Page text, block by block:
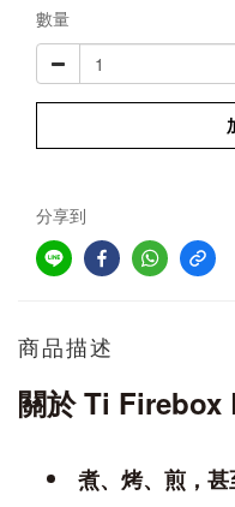
數量
分享到
商品描述
關於 Ti Firebox
煮、烤、煎，甚